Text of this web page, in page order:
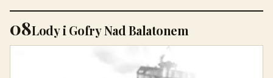
08Lody i Gofry Nad Balatonem